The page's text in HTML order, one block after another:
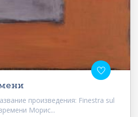
произведения: Finestra sul
Морис...